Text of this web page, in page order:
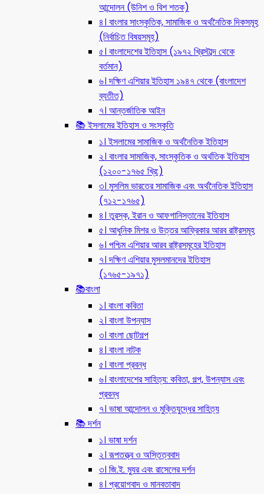
আন্দোলন (উনিশ ও বিশ শতক)
৪। বাংলার সাংস্কৃতিক, সামাজিক ও অর্থনৈতিক দিকসমূহ
(নির্বাচিত বিষয়সমূহ)
৫। বাংলাদেশের ইতিহাস (১৯৭২ খ্রিস্টাব্দ থেকে
বর্তমান)
৬। দক্ষিণ এশিয়ার ইতিহাস ১৯৪৭ থেকে (বাংলাদেশ
ব্যতীত)
৭। আন্তর্জাতিক আইন
📚 ইসলামের ইতিহাস ও সংস্কৃতি
১। ইসলামের সামাজিক ও অর্থনৈতিক ইতিহাস
২। বাংলার সামাজিক, সাংস্কৃতিক ও অর্থতিক ইতিহাস
(১২০০-১৭৬৫ খ্রি:)
৩। মুসলিম ভারতের সামাজিক এবং অর্থনৈতিক ইতিহাস
(৭১২-১৭৬৫)
৪। তুরস্ক, ইরান ও আফগানিস্তানের ইতিহাস
৫। আধুনিক মিশর ও উত্তর আফ্রিকার আরব রাষ্ট্রসমূহ
৬। পশ্চিম এশিয়ার আরব রাষ্ট্রসমূহের ইতিহাস
৭। দক্ষিণ এশিয়ার মুসলমানদের ইতিহাস
(১৭৬৫-১৯৭১)
📚বাংলা
১। বাংলা কবিতা
২। বাংলা উপন্যাস
৩। বাংলা ছোটগল্প
৪। বাংলা নাটক
৫। বাংলা প্রবন্ধ
৬। বাংলাদেশের সাহিত্য: কবিতা, গল্প, উপন্যাস এবং
প্রবন্ধ
৭। ভাষা আন্দোলন ও মুক্তিযুদ্ধের সাহিত্য
📚 দর্শন
১। ভাষা দর্শন
২। রূপতত্ত্ব ও অস্তিত্ববাদ
৩। জি.ই. ম্যুর এবং রাসেলের দর্শন
৪। প্রয়োগবাদ ও মানবতাবাদ